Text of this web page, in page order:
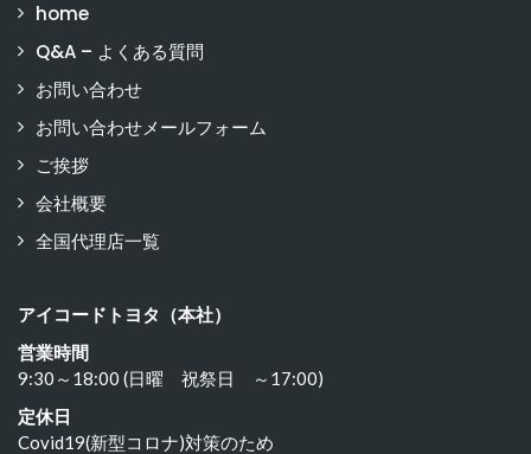
home
Q&A – よくある質問
お問い合わせ
お問い合わせメールフォーム
ご挨拶
会社概要
全国代理店一覧
アイコードトヨタ（本社）
営業時間
9:30～18:00 (日曜 祝祭日 ～17:00)
定休日
Covid19(新型コロナ)対策のため